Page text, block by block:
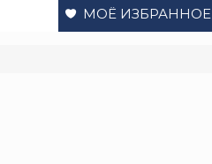
МОЁ ИЗБРАННОЕ